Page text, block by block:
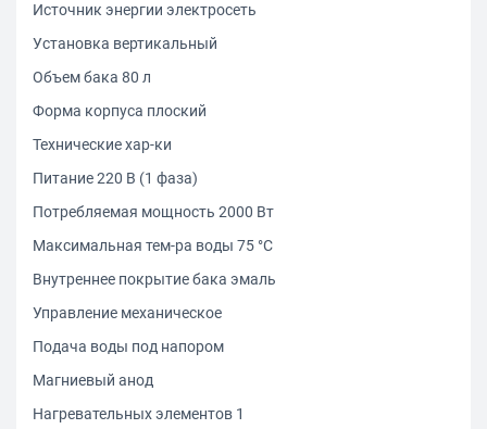
Источник энергии электросеть
Установка вертикальный
Объем бака 80 л
Форма корпуса плоский
Технические хар-ки
Питание 220 В (1 фаза)
Потребляемая мощность 2000 Вт
Максимальная тем-ра воды 75 °C
Внутреннее покрытие бака эмаль
Управление механическое
Подача воды под напором
Магниевый анод
Нагревательных элементов 1